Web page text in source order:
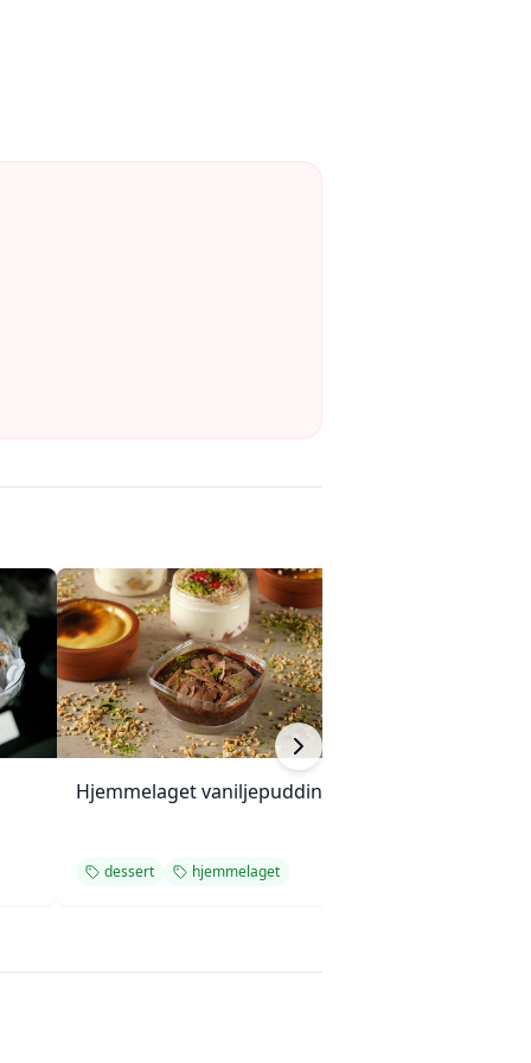
Hjemmelaget vaniljepudding
dessert hjemmelaget